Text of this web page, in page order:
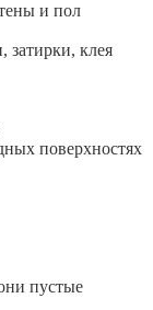
и пол
затирки, клея
поверхностях
пустые